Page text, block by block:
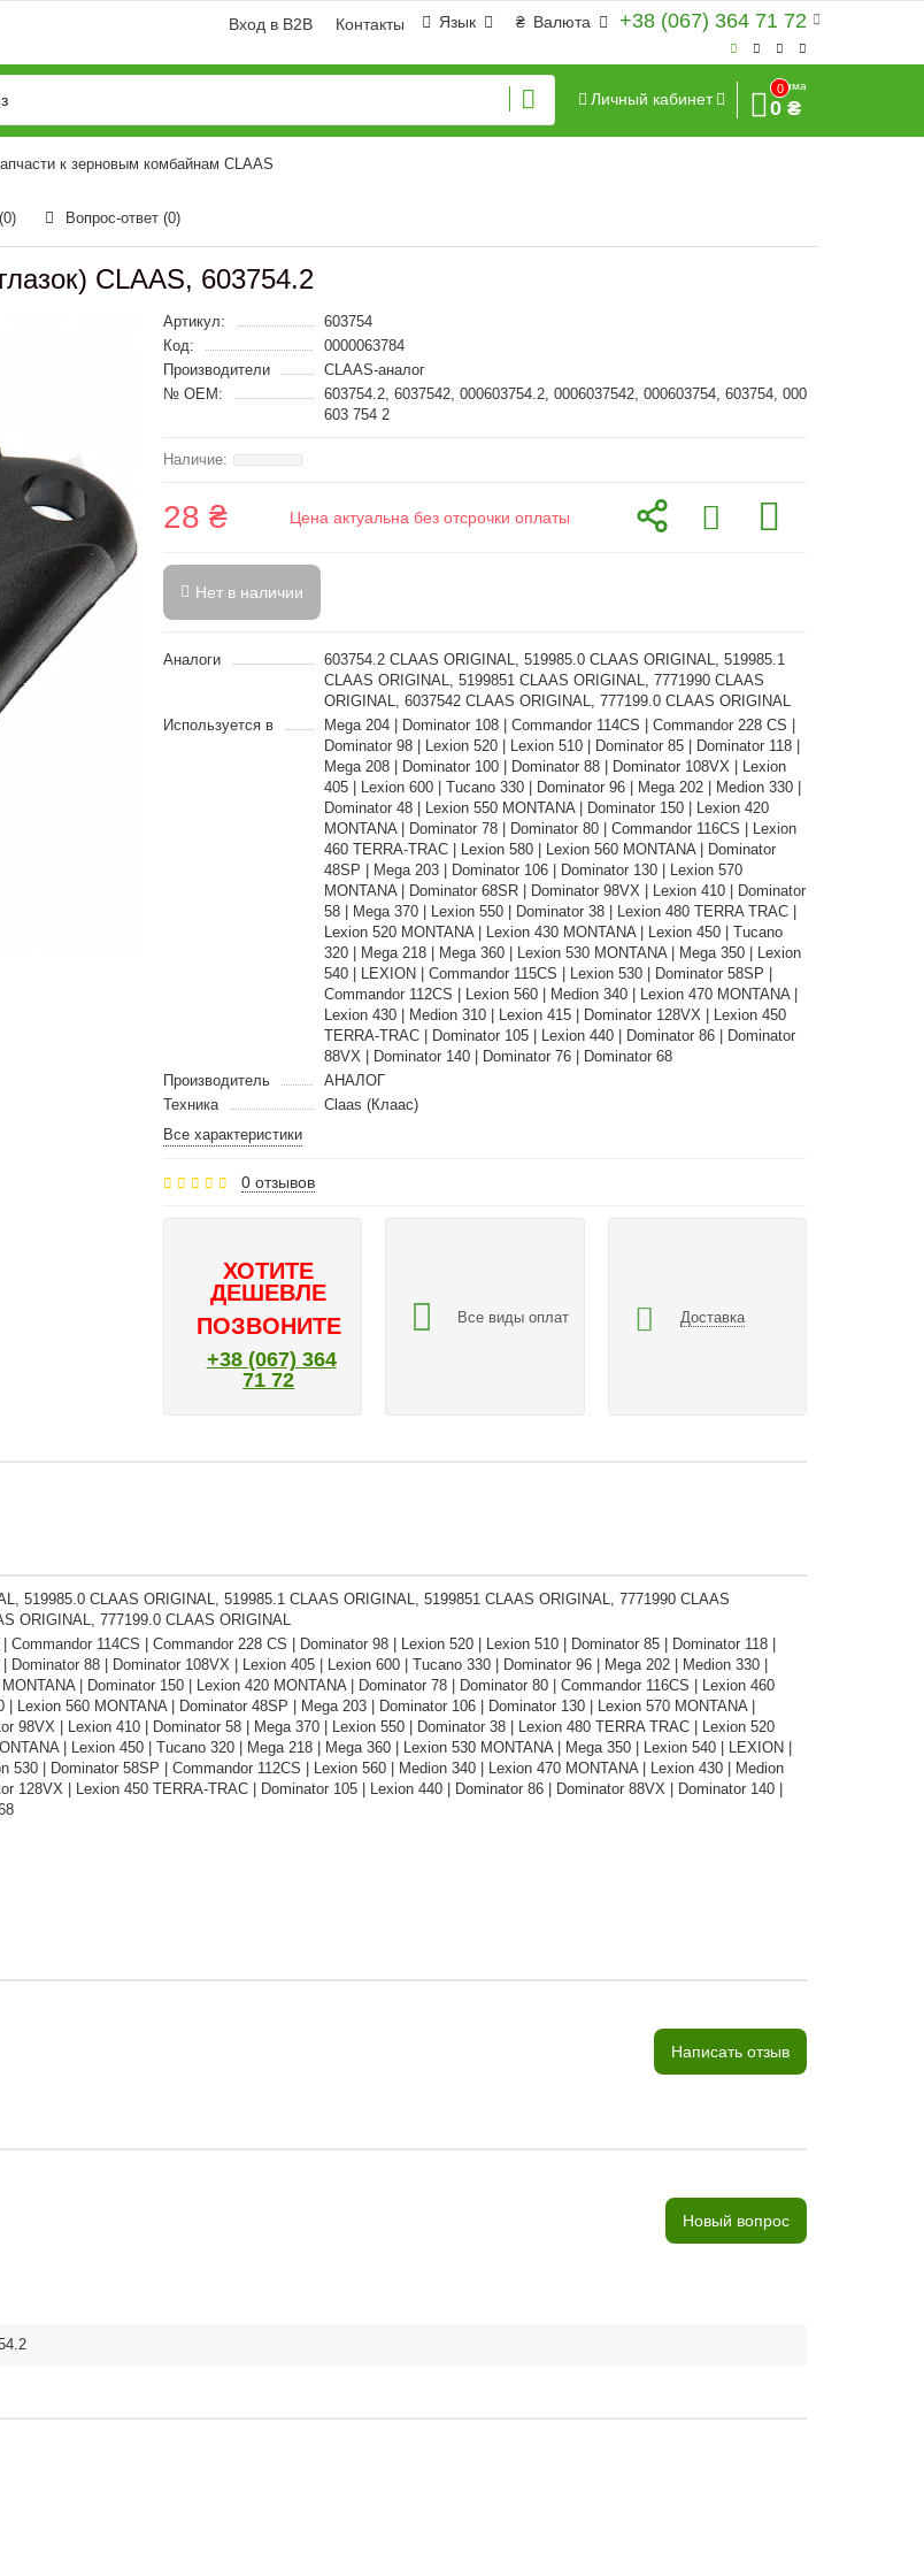
+38 (067) 364 71 72
₴ Валюта
Язык
Вход в B2B Контакты
Личный кабинет
0
Сумма
0 ₴
к зерновым комбайнам CLAAS
Вопрос-ответ (0)
CLAAS, 603754.2
Артикул:
603754
Код:
0000063784
Производители
CLAAS-аналог
№ OEM:
603754.2, 6037542, 000603754.2, 0006037542, 000603754, 603754, 000
603 754 2
28 ₴ Цена актуальна без отсрочки оплаты
Нет в наличии
Аналоги
603754.2 CLAAS ORIGINAL, 519985.0 CLAAS ORIGINAL, 519985.1
CLAAS ORIGINAL, 5199851 CLAAS ORIGINAL, 7771990 CLAAS
ORIGINAL, 6037542 CLAAS ORIGINAL, 777199.0 CLAAS ORIGINAL
Используется в
Mega 204 | Dominator 108 | Commandor 114CS | Commandor 228 CS |
Dominator 98 | Lexion 520 | Lexion 510 | Dominator 85 | Dominator 118 |
Mega 208 | Dominator 100 | Dominator 88 | Dominator 108VX | Lexion
405 | Lexion 600 | Tucano 330 | Dominator 96 | Mega 202 | Medion 330 |
Dominator 48 | Lexion 550 MONTANA | Dominator 150 | Lexion 420
MONTANA | Dominator 78 | Dominator 80 | Commandor 116CS | Lexion
460 TERRA-TRAC | Lexion 580 | Lexion 560 MONTANA | Dominator
48SP | Mega 203 | Dominator 106 | Dominator 130 | Lexion 570
MONTANA | Dominator 68SR | Dominator 98VX | Lexion 410 | Dominator
58 | Mega 370 | Lexion 550 | Dominator 38 | Lexion 480 TERRA TRAC |
Lexion 520 MONTANA | Lexion 430 MONTANA | Lexion 450 | Tucano
320 | Mega 218 | Mega 360 | Lexion 530 MONTANA | Mega 350 | Lexion
540 | LEXION | Commandor 115CS | Lexion 530 | Dominator 58SP |
Commandor 112CS | Lexion 560 | Medion 340 | Lexion 470 MONTANA |
Lexion 430 | Medion 310 | Lexion 415 | Dominator 128VX | Lexion 450
TERRA-TRAC | Dominator 105 | Lexion 440 | Dominator 86 | Dominator
88VX | Dominator 140 | Dominator 76 | Dominator 68
Производитель
АНАЛОГ
Техника
Claas (Клаас)
Все характеристики
0 отзывов
ХОТИТЕ
ДЕШЕВЛЕ
ПОЗВОНИТЕ
+38 (067) 364
71 72
Все виды оплат Доставка
519985.0 CLAAS ORIGINAL, 519985.1 CLAAS ORIGINAL, 5199851 CLAAS ORIGINAL, 7771990 CLAAS
ORIGINAL, 777199.0 CLAAS ORIGINAL
Commandor 114CS | Commandor 228 CS | Dominator 98 | Lexion 520 | Lexion 510 | Dominator 85 | Dominator 118 |
Dominator 88 | Dominator 108VX | Lexion 405 | Lexion 600 | Tucano 330 | Dominator 96 | Mega 202 | Medion 330 |
| Dominator 150 | Lexion 420 MONTANA | Dominator 78 | Dominator 80 | Commandor 116CS | Lexion 460
| Lexion 560 MONTANA | Dominator 48SP | Mega 203 | Dominator 106 | Dominator 130 | Lexion 570 MONTANA |
98VX | Lexion 410 | Dominator 58 | Mega 370 | Lexion 550 | Dominator 38 | Lexion 480 TERRA TRAC | Lexion 520
| Lexion 450 | Tucano 320 | Mega 218 | Mega 360 | Lexion 530 MONTANA | Mega 350 | Lexion 540 | LEXION |
530 | Dominator 58SP | Commandor 112CS | Lexion 560 | Medion 340 | Lexion 470 MONTANA | Lexion 430 | Medion
128VX | Lexion 450 TERRA-TRAC | Dominator 105 | Lexion 440 | Dominator 86 | Dominator 88VX | Dominator 140 |
Написать отзыв
Новый вопрос